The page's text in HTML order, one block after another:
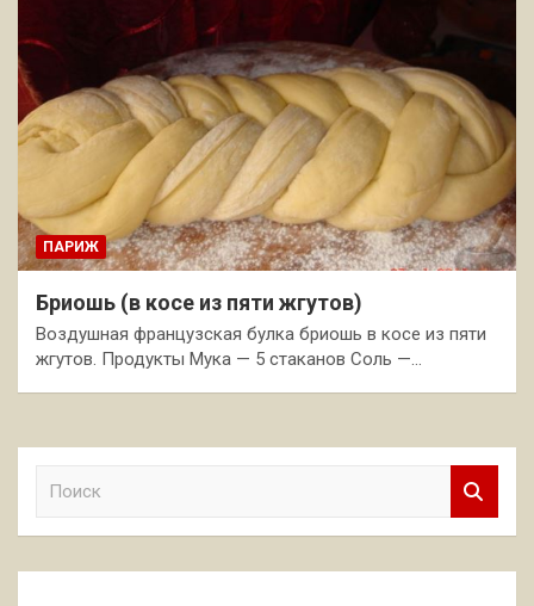
ПАРИЖ
Бриошь (в косе из пяти жгутов)
Воздушная французская булка бриошь в косе из пяти
жгутов. Продукты Мука — 5 стаканов Соль —…
к